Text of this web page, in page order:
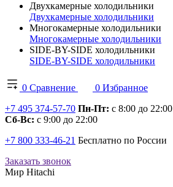
Двухкамерные холодильники
Двухкамерные холодильники
Многокамерные холодильники
Многокамерные холодильники
SIDE-BY-SIDE холодильники
SIDE-BY-SIDE холодильники
0 Сравнение 0 Избранное
+7 495 374-57-70 Пн-Пт: с 8:00 до 22:00
Сб-Вс: с 9:00 до 22:00
+7 800 333-46-21 Бесплатно по России
Заказать звонок
Мир Hitachi